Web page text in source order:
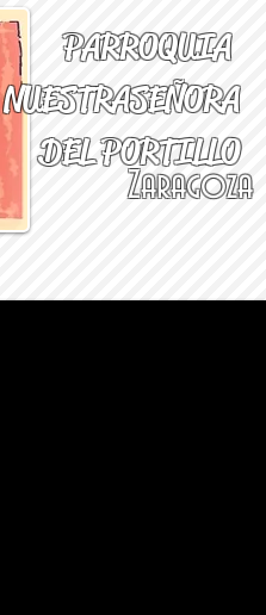
PARROQUIA
NUESTRASEÑORA
DEL PORTILLO
Zaragoza